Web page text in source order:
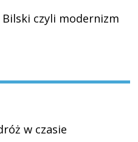
Bilski czyli modernizm
w czasie